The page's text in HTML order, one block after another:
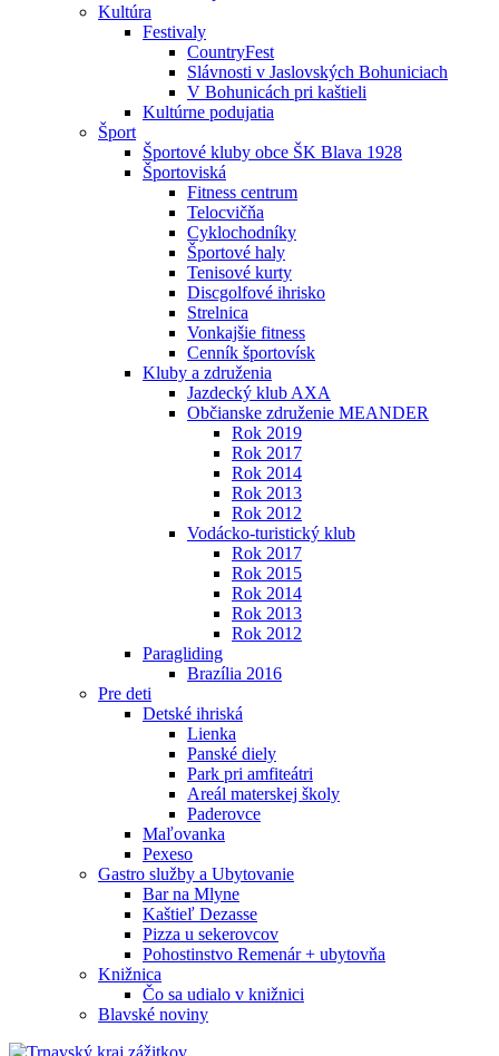
Kultúra
Festivaly
CountryFest
Slávnosti v Jaslovských Bohuniciach
V Bohunicách pri kaštieli
Kultúrne podujatia
Šport
Športové kluby obce ŠK Blava 1928
Športoviská
Fitness centrum
Telocvičňa
Cyklochodníky
Športové haly
Tenisové kurty
Discgolfové ihrisko
Strelnica
Vonkajšie fitness
Cenník športovísk
Kluby a združenia
Jazdecký klub AXA
Občianske združenie MEANDER
Rok 2019
Rok 2017
Rok 2014
Rok 2013
Rok 2012
Vodácko-turistický klub
Rok 2017
Rok 2015
Rok 2014
Rok 2013
Rok 2012
Paragliding
Brazília 2016
Pre deti
Detské ihriská
Lienka
Panské diely
Park pri amfiteátri
Areál materskej školy
Paderovce
Maľovanka
Pexeso
Gastro služby a Ubytovanie
Bar na Mlyne
Kaštieľ Dezasse
Pizza u sekerovcov
Pohostinstvo Remenár + ubytovňa
Knižnica
Čo sa udialo v knižnici
Blavské noviny